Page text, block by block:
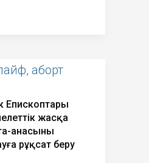
Епископтары
жасқа
анасының
рұқсат беру